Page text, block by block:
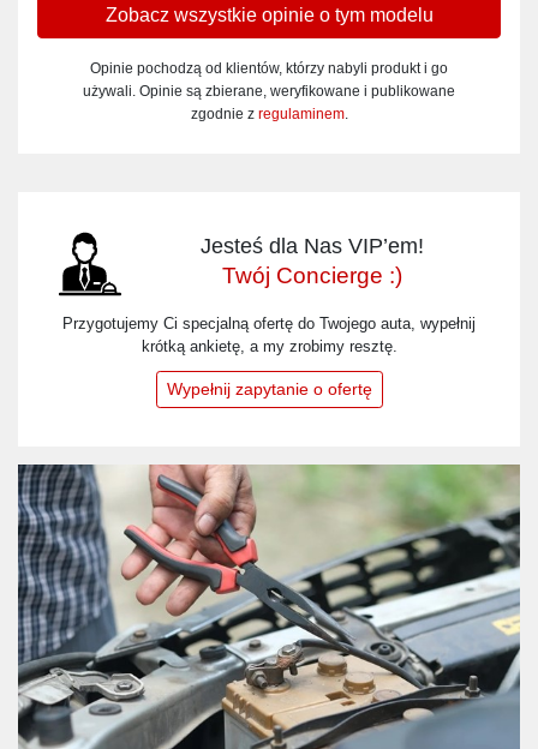
Zobacz wszystkie opinie o tym modelu
Opinie pochodzą od klientów, którzy nabyli produkt i go
używali. Opinie są zbierane, weryfikowane i publikowane
zgodnie z regulaminem.
Jesteś dla Nas VIP’em!
Twój Concierge :)
Przygotujemy Ci specjalną ofertę do Twojego auta, wypełnij
krótką ankietę, a my zrobimy resztę.
Wypełnij zapytanie o ofertę